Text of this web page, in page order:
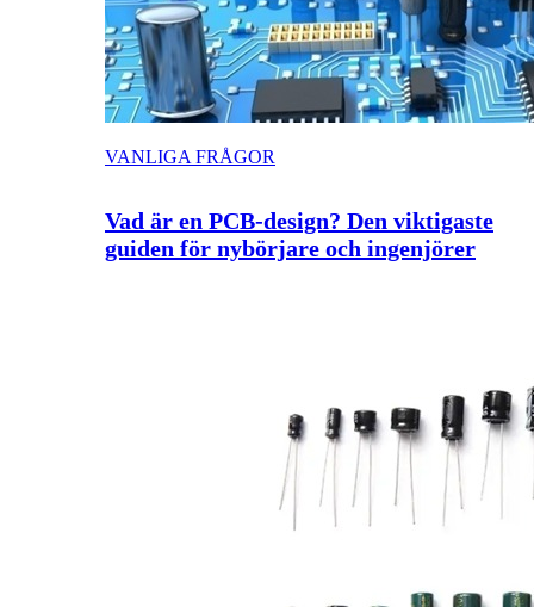
VANLIGA FRÅGOR
Vad är en PCB-design? Den viktigaste
guiden för nybörjare och ingenjörer